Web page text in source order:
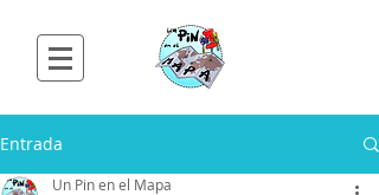
Entrada
Un Pin en el Mapa